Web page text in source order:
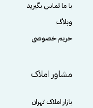
با ما تماس بگیرید
وبلاگ
حریم خصوصی
مشاور املاک
بازار املاک تهران